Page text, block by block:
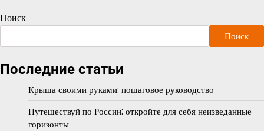
Поиск
Поиск
Последние статьи
Крыша своими руками: пошаговое руководство
Путешествуй по России: откройте для себя неизведанные
горизонты